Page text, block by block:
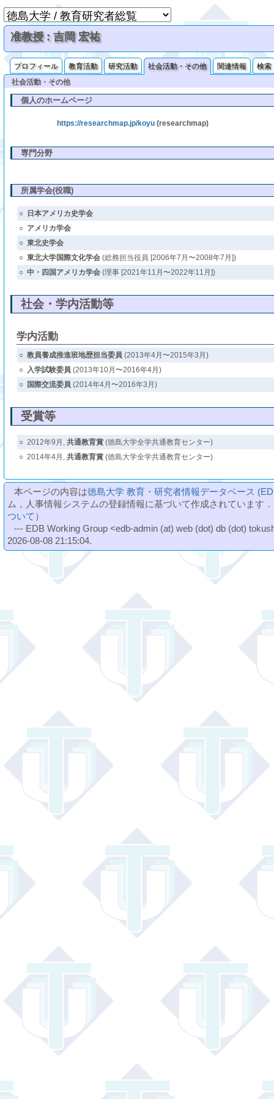
准教授 : 吉岡 宏祐
プロフィール 教育活動 研究活動 社会活動・その他 関連情報
検索
社会活動・その他
個人のホームページ
https://researchmap.jp/koyu (researchmap)
専門分野
所属学会(役職)
○
日本アメリカ史学会
○ アメリカ学会
○ 東北史学会
○ 東北大学国際文化学会(総務担当役員 [2006年7月〜2008年7月])
○ 中・四国アメリカ学会(理事 [2021年11月〜2022年11月])
社会・学内活動等
学内活動
○ 教員養成推進班地歴担当委員 (2013年4月〜2015年3月)
○ 入学試験委員 (2013年10月〜2016年4月)
○
国際交流委員 (2014年4月〜2016年3月)
受賞等
○ 2012年9月, 共通教育賞(徳島大学全学共通教育センター)
○ 2014年4月, 共通教育賞(徳島大学全学共通教育センター)
本ページの内容は徳島大学 教育・研究者情報データベース
ム，人事情報システムの登録情報に基づいて作成されています
ついて ）
--- EDB Working Group <edb-admin (at) web (dot) db (dot)
2026-08-08 21:15:04.